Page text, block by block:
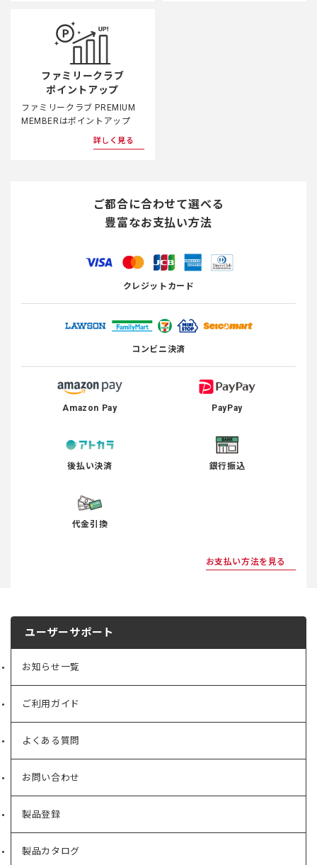
ファミリークラブ
ポイントアップ
ファミリークラブ PREMIUM
MEMBERはポイントアップ
詳しく見る
ご都合に合わせて選べる
豊富なお支払い方法
クレジットカード
コンビニ決済
Amazon Pay PayPay
後払い決済 銀行振込
代金引換
お支払い方法を見る
ユーザーサポート
お知らせ一覧
ご利用ガイド
よくある質問
お問い合わせ
製品登録
製品カタログ